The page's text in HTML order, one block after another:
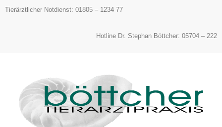
springen
Tierärztlicher Notdienst: 01805 – 1234 77
Hotline Dr. Stephan Böttcher: 05704 – 222